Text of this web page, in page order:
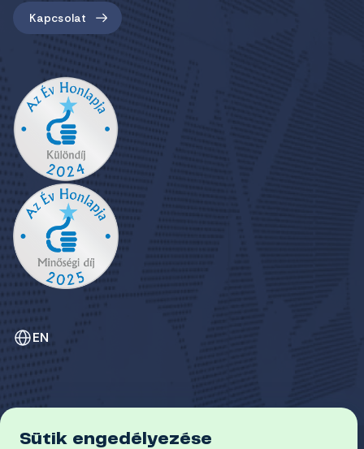
Kapcsolat
EN
Sütik engedélyezése